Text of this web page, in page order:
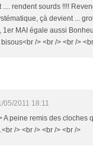
.... rendent sourds !!!!
çà devient ...
1er MAI égale aussi
/> <br /> <br />
05/2011 18:11
A peine remis des cloches
/> <br /> <br /> <br />